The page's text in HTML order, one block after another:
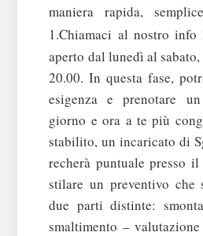
maniera rapida,
1.Chiamaci al nostro info
aperto dal lunedì al
20.00. In questa fase,
esigenza e prenotare
giorno e ora a te più
stabilito, un incaricato di
recherà puntuale presso
stilare un preventivo che
due parti distinte:
smaltimento –